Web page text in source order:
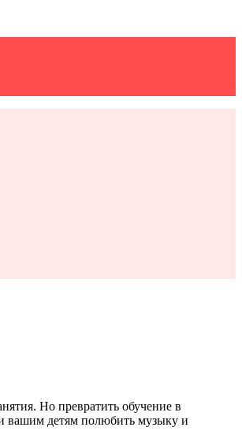
Но превратить обучение в
вашим детям полюбить музыку и